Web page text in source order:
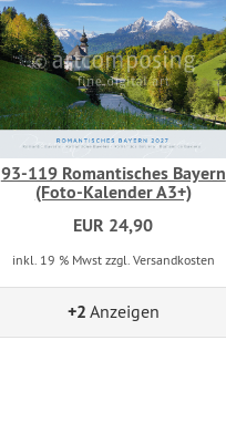
93-119 Romantisches Bayern
(Foto-Kalender A3+)
EUR 24,90
inkl. 19 % Mwst zzgl. Versandkosten
+2 Anzeigen